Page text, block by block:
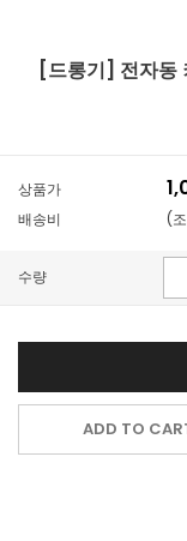
[드롱기] 전자동
상품가
배송비
(
수량
ADD TO